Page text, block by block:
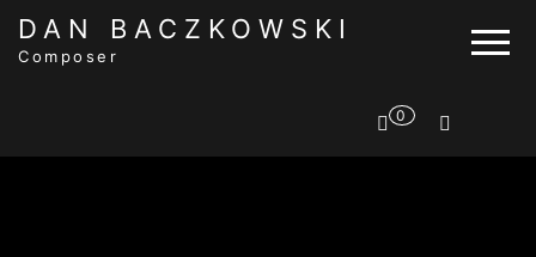
DAN BACZKOWSKI
Composer
0